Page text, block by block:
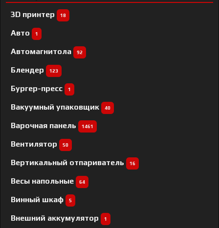
3D принтер 18
Авто 1
Автомагнитола 92
Блендер 123
Бургер-пресс 1
Вакуумный упаковщик 40
Варочная панель 1461
Вентилятор 50
Вертикальный отпариватель 16
Весы напольные 64
Винный шкаф 5
Внешний аккумулятор 1